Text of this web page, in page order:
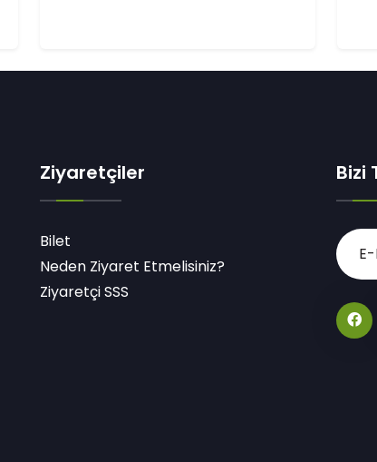
Ziyaretçiler
Bilet
Neden Ziyaret Etmelisiniz?
Ziyaretçi SSS
Bizi